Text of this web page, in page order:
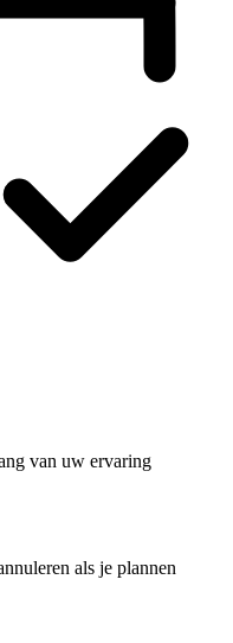
van uw ervaring
als je plannen